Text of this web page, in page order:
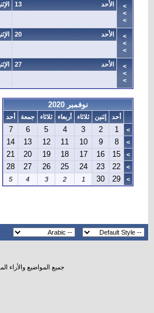
>
>
>
13 الأحد
>
>
>
20 الأحد
>
>
>
27 الأحد
نوفمبر 2020
أحد إثنين ثلاثاء أربعاء ثلاثاء جمعة
أحد
>
1
2
3
4
5
6
7
>
8
9
10
11
12
13
14
>
15
16
17
18
19
20
21
>
22
23
24
25
26
27
28
>
29
30
1
2
3
4
5
جميع المواضيع والأراء